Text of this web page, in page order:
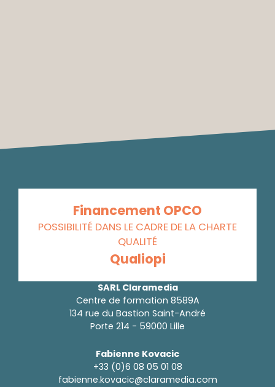
Financement OPCO
POSSIBILITÉ DANS LE CADRE DE LA CHARTE
QUALITÉ
Qualiopi
SARL Claramedia
Centre de formation 8589A
134 rue du Bastion Saint-André
Porte 214 - 59000 Lille
Fabienne Kovacic
+33 (0)6 08 05 01 08
fabienne.kovacic@claramedia.com